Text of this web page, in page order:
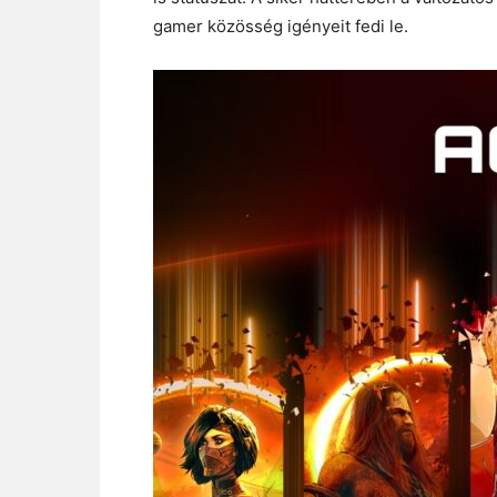
gamer közösség igényeit fedi le.